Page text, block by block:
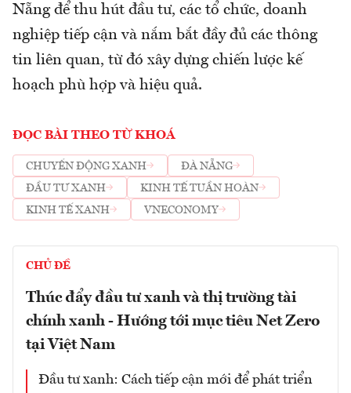
Nẵng để thu hút đầu tư, các tổ chức, doanh
nghiệp tiếp cận và nắm bắt đầy đủ các thông
tin liên quan, từ đó xây dựng chiến lược kế
hoạch phù hợp và hiệu quả.
ĐỌC BÀI THEO TỪ KHOÁ
CHUYỂN ĐỘNG XANH
ĐÀ NẴNG
ĐẦU TƯ XANH
KINH TẾ TUẦN HOÀN
KINH TẾ XANH
VNECONOMY
CHỦ ĐỀ
Thúc đẩy đầu tư xanh và thị trường tài
chính xanh - Hướng tới mục tiêu Net Zero
tại Việt Nam
Đầu tư xanh: Cách tiếp cận mới để phát triển